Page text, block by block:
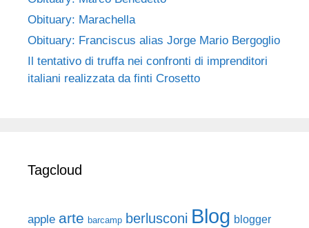
Obituary: Marachella
Obituary: Franciscus alias Jorge Mario Bergoglio
Il tentativo di truffa nei confronti di imprenditori
italiani realizzata da finti Crosetto
Tagcloud
apple arte barcamp berlusconi Blog blogger